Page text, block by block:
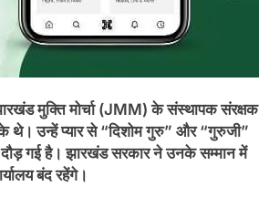
मुक्ति मोर्चा (JMM) के संस्थापक संरक्षक
थे। उन्हें प्यार से “दिशोम गुरु” और “गुरुजी”
गई है। झारखंड सरकार ने उनके सम्मान में
बंद रहेंगे।